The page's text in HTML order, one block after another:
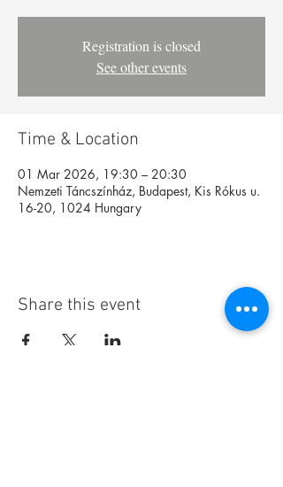
Registration is closed
See other events
Time & Location
01 Mar 2026, 19:30 – 20:30
Nemzeti Táncszínház, Budapest, Kis Rókus u.
16-20, 1024 Hungary
Share this event